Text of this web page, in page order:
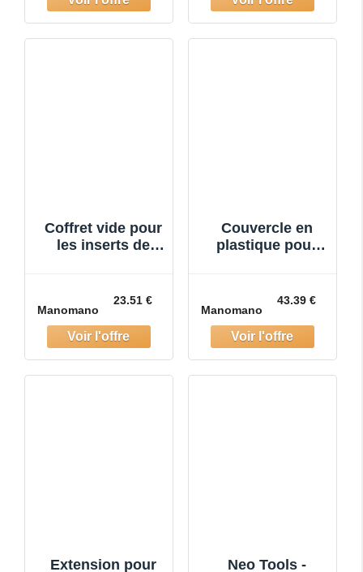
Coffret vide pour
les inserts de
Manomano
23.51 €
Couvercle en
plastique pour
abs, noir, support
servante d'ateli
Manomano
43.39 €
Extension pour
Neo Tools -